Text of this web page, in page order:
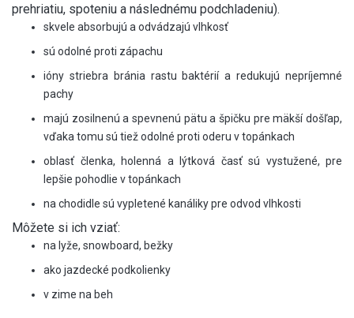
prehriatiu, spoteniu a následnému podchladeniu).
skvele absorbujú a odvádzajú vlhkosť
sú odolné proti zápachu
ióny striebra bránia rastu baktérií a redukujú nepríjemné
pachy
majú zosilnenú a spevnenú pätu a špičku pre mäkší došľap,
vďaka tomu sú tiež odolné proti oderu v topánkach
oblasť členka, holenná a lýtková časť sú vystužené, pre
lepšie pohodlie v topánkach
na chodidle sú vypletené kanáliky pre odvod vlhkosti
Môžete si ich vziať:
na lyže, snowboard, bežky
ako jazdecké podkolienky
v zime na beh